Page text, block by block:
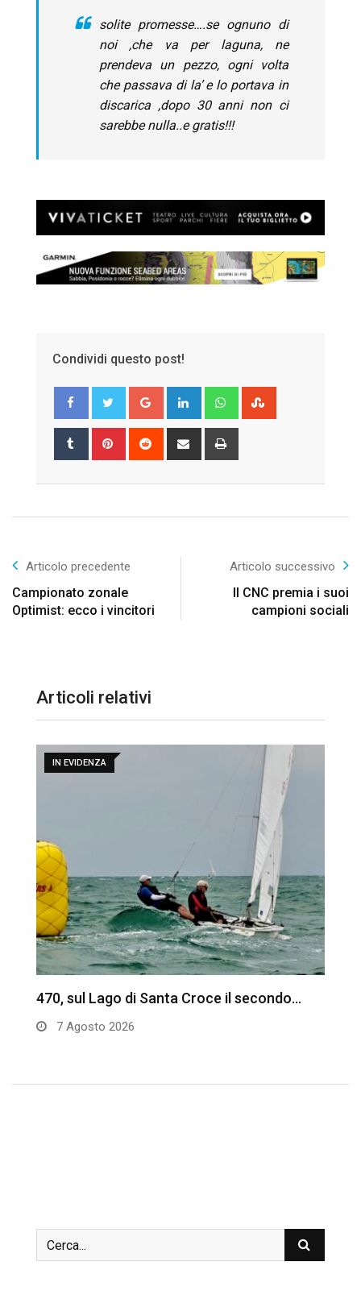
solite promesse….se ognuno di
noi ,che va per laguna, ne
prendeva un pezzo, ogni volta
che passava di la’ e lo portava in
discarica ,dopo 30 anni non ci
sarebbe nulla..e gratis!!!
Condividi questo post!
Google+ LinkedIn Whatsapp
Tumblr Pinterest Reddit
Share
Articolo precedente
Campionato zonale
Optimist: ecco i vincitori
Articolo successivo
Il CNC premia i suoi
campioni sociali
Articoli relativi
IN EVIDENZA
470, sul Lago di Santa Croce il secondo…
7 Agosto 2026